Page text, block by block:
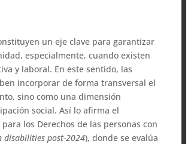
un eje clave para garantizar
especialmente, cuando existen
y laboral. En este sentido, las
incorporar de forma transversal el
sino como una dimensión
social. Así lo afirma el
los Derechos de las personas con
disabilities post-2024), donde se evalúa